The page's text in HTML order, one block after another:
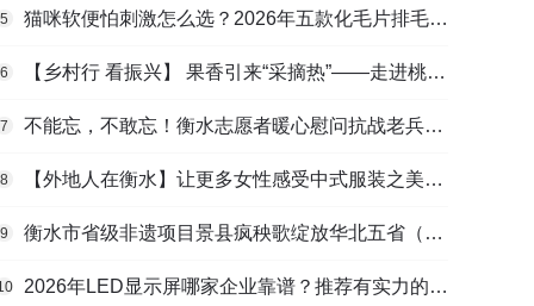
5 猫咪软便怕刺激怎么选？2026年五款化毛片排毛护肠避坑指南
6 【乡村行 看振兴】 果香引来“采摘热”——走进桃城区贾家庄村
7 不能忘，不敢忘！衡水志愿者暖心慰问抗战老兵和老党员
8 【外地人在衡水】让更多女性感受中式服装之美——山东人蒋静静的在衡创业路
9 衡水市省级非遗项目景县疯秧歌绽放华北五省（区）市舞蹈大赛舞台
2026年LED显示屏哪家企业靠谱？推荐有实力的LED显示屏工程服务商